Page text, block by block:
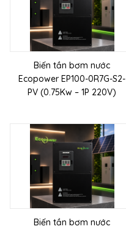
Biến tần bơm nước
Ecopower EP100-0R7G-S2-
PV (0.75Kw – 1P 220V)
Biến tần bơm nước